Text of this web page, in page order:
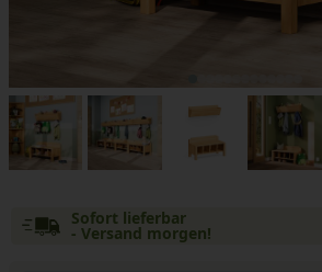
Sofort lieferbar
- Versand morgen!